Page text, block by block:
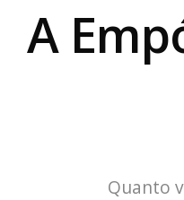
A
Quanto